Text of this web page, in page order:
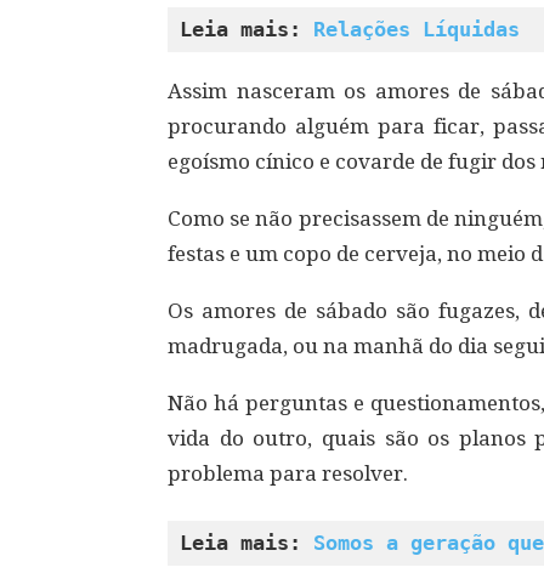
Leia mais: Relações Líquidas
Assim nasceram os amores de
procurando alguém para ficar,
egoísmo cínico e covarde de fugir
Como se não precisassem de
festas e um copo de cerveja, no meio
Os amores de sábado são fugazes,
madrugada, ou na manhã do dia
Não há perguntas e
vida do outro, quais são os planos
problema para resolver.
Leia mais: Somos a geração